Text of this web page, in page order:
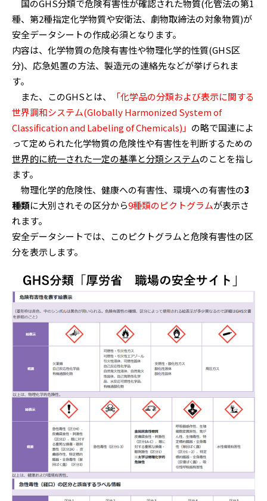
国のGHS分類で危険有害性が確認された物質(化管法の第1
種、第2種指定化学物質や安衛法、劇物取締法の対象物質)が
安全データシートの作成必須となります。
内容は、化学物質の危険有害性や物理化学的性質(GHS区
分)、応急処置の方法、製造元の連絡先などが挙げられま
す。
また、このGHSとは、
「化学品の分類および表示に関する
世界調和システム(Globally Harmonized System of
Classification and Labeling of Chemicals)」 の略で国連によ
って定められた化学物質の危険性や有害性を判断するための
世界的に統一された一定の基準と分類システムのことを指し
ます。
物理化学的危険性、健康への有害性、環境への有害性の3
種類に大別されその区分から9種類のピクトグラムが表示さ
れます。
安全データシートでは、このピクトグラムと危険有害性の区
分を表示します。